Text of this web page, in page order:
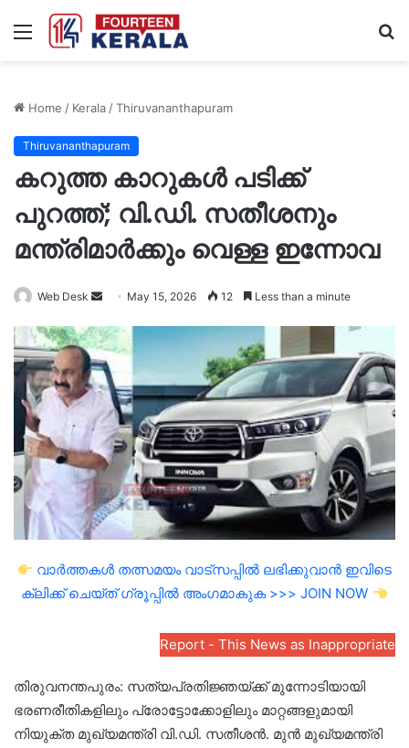
Menu
Home / Kerala/Thiruvananthapuram
Thiruvananthapuram
കറുത്ത കാറുകൾ പടിക്ക്
പുറത്ത്; വി.ഡി. സതീശനും
മന്ത്രിമാർക്കും വെള്ള ഇന്നോവ
Web Desk
Send
email
May 15, 2026 12 Less than a minute
വാർത്തകൾ തത്സമയം വാട്സപ്പിൽ ലഭിക്കുവാൻ ഇവിടെ
ക്ലിക്ക് ചെയ്ത് ഗ്രൂപ്പിൽ അംഗമാകുക >>> JOIN NOW
Report - This News as Inappropriate
തിരുവനന്തപുരം: സത്യപ്രതിജ്ഞയ്ക്ക് മുന്നോടിയായി
ഭരണരീതികളിലും പ്രോട്ടോക്കോളിലും മാറ്റങ്ങളുമായി
നിയുക്ത മുഖ്യമന്ത്രി വി.ഡി. സതീശൻ. മുൻ മുഖ്യമന്ത്രി